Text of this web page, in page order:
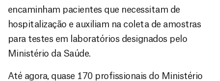
encaminham pacientes que necessitam de
hospitalização e auxiliam na coleta de amostras
para testes em laboratórios designados pelo
Ministério da Saúde.
Até agora, quase 170 profissionais do Ministério